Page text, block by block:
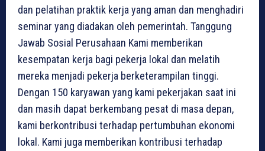
dan pelatihan praktik kerja yang aman dan menghadiri
seminar yang diadakan oleh pemerintah. Tanggung
Jawab Sosial Perusahaan Kami memberikan
kesempatan kerja bagi pekerja lokal dan melatih
mereka menjadi pekerja berketerampilan tinggi.
Dengan 150 karyawan yang kami pekerjakan saat ini
dan masih dapat berkembang pesat di masa depan,
kami berkontribusi terhadap pertumbuhan ekonomi
lokal. Kami juga memberikan kontribusi terhadap